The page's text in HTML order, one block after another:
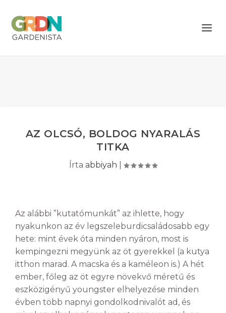
AZ OLCSÓ, BOLDOG NYARALÁS
TITKA
Írta abbiyah
Az alábbi ”kutatómunkát” az ihlette, hogy
nyakunkon az év legszeleburdicsaládosabb egy
hete: mint évek óta minden nyáron, most is
kempingezni megyünk az öt gyerekkel (a kutya
itthon marad. A macska és a kaméleon is.) A hét
ember, főleg az öt egyre növekvő méretű és
eszközigényű youngster elhelyezése minden
évben több napnyi gondolkodnivalót ad, és